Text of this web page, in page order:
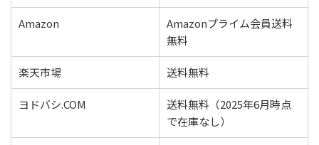
Amazon
Amazonプライム会員送料
無料
楽天市場 送料無料
ヨドバシ.COM
送料無料（2025年6月時点
で在庫なし）